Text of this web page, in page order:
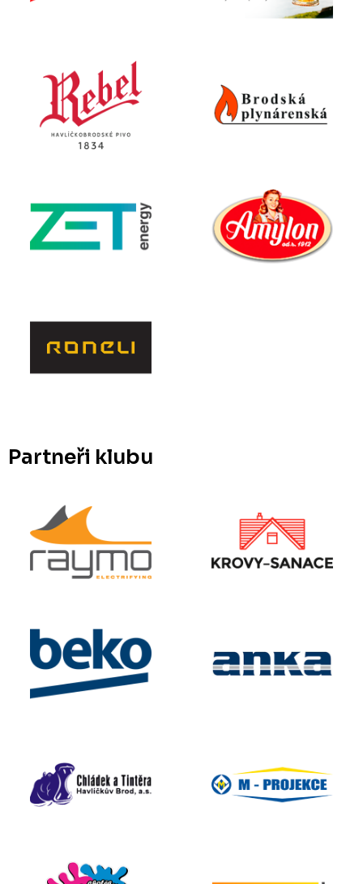
Partneři klubu